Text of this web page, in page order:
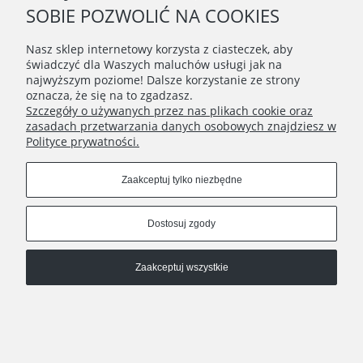
Czy wychodzenie z królikiem na zewnątrz
jest bezpieczne?
SOBIE POZWOLIĆ NA COOKIES
Nasz sklep internetowy korzysta z ciasteczek, aby
świadczyć dla Waszych maluchów usługi jak na
najwyższym poziome! Dalsze korzystanie ze strony
oznacza, że się na to zgadzasz.
Szczegóły o używanych przez nas plikach cookie oraz
zasadach przetwarzania danych osobowych znajdziesz w
Polityce prywatności.
Zaakceptuj tylko niezbędne
Dostosuj zgody
Zaakceptuj wszystkie